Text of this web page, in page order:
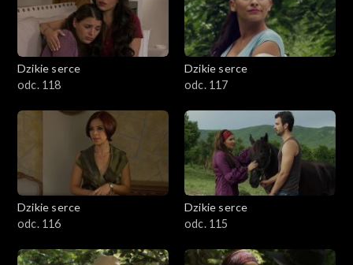
Dzikie serce
odc. 118
Dzikie serce
odc. 117
Dzikie serce
odc. 116
Dzikie serce
odc. 115